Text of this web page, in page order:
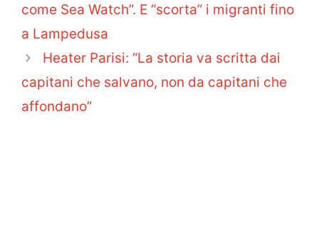
come Sea Watch”. E “scorta” i migranti fino
a Lampedusa
Heater Parisi: “La storia va scritta dai
capitani che salvano, non da capitani che
affondano”